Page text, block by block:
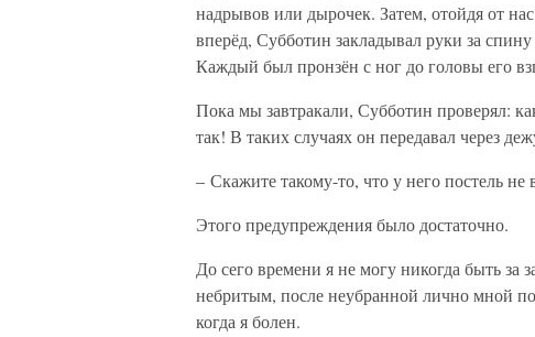
надрывов или дырочек. Затем, отойдя от
вперёд, Субботин закладывал руки за
Каждый был пронзён с ног до головы его
Пока мы завтракали, Субботин проверял:
так! В таких случаях он передавал через
– Скажите такому-то, что у него постель
Этого предупреждения было достаточно.
До сего времени я не могу никогда быть
небритым, после неубранной лично мной
когда я болен.